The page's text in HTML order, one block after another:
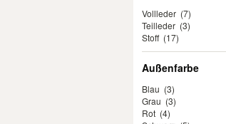
Vollleder (7)
Teilleder (3)
Stoff (17)
Außenfarbe
Blau (3)
Grau (3)
Rot (4)